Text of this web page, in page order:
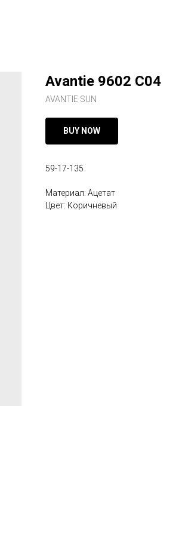
Avantie 9602 C04
AVANTIE SUN
BUY NOW
59-17-135
Материал: Ацетат
Цвет: Коричневый